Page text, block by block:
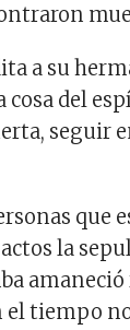
a su
cosa del
seguir
que
la
el tiempo